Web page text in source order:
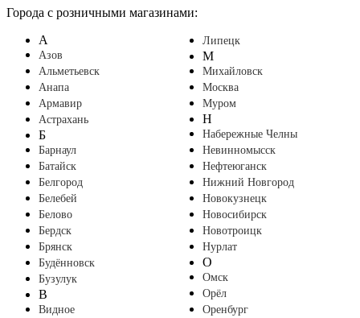
Города с розничными магазинами:
А
Азов
Альметьевск
Анапа
Армавир
Астрахань
Б
Барнаул
Батайск
Белгород
Белебей
Белово
Бердск
Брянск
Будённовск
Бузулук
В
Видное
Липецк
М
Михайловск
Москва
Муром
Н
Набережные Челны
Невинномысск
Нефтеюганск
Нижний Новгород
Новокузнецк
Новосибирск
Новотроицк
Нурлат
О
Омск
Орёл
Оренбург